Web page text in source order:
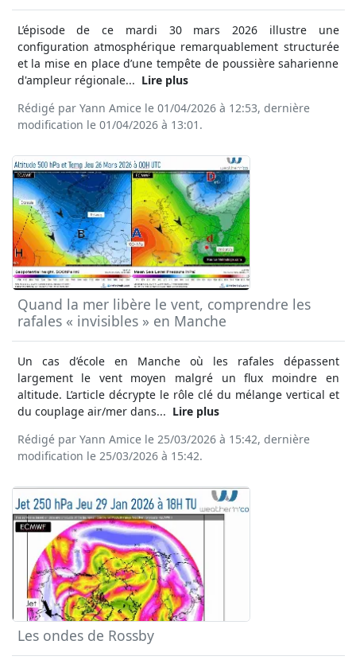
L’épisode de ce mardi 30 mars 2026 illustre une
configuration atmosphérique remarquablement structurée
et la mise en place d’une tempête de poussière saharienne
d'ampleur régionale... Lire plus
Rédigé par Yann Amice le 01/04/2026 à 12:53, dernière
modification le 01/04/2026 à 13:01.
Quand la mer libère le vent, comprendre les
rafales « invisibles » en Manche
Un cas d’école en Manche où les rafales dépassent
largement le vent moyen malgré un flux moindre en
altitude. L’article décrypte le rôle clé du mélange vertical et
du couplage air/mer dans... Lire plus
Rédigé par Yann Amice le 25/03/2026 à 15:42, dernière
modification le 25/03/2026 à 15:42.
Les ondes de Rossby